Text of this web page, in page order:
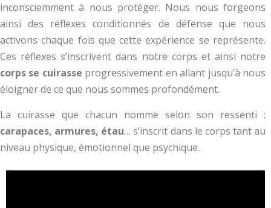
inconsciemment à nous protéger. Nous nous forgeons
ainsi des réflexes conditionnés de défense que nous
activons chaque fois que cette expérience se représente.
Ces réflexes s’inscrivent dans notre corps et ainsi notre
corps se cuirasse progressivement en allant jusqu’à nous
éloigner de ce que nous sommes profondément.
La cuirasse que chacun nomme selon son ressenti :
carapaces, armures, étau… s’inscrit dans le corps tant au
niveau physique, émotionnel que psychique.